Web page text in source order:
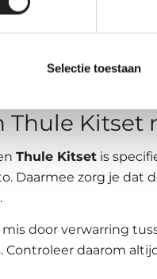
Selectie toestaan
Thule ProBar
Thule SlideBar
Thule Kitset
Thule Kitsetis
Daarmee zorg je dat
door verwarring
Controleer daarom